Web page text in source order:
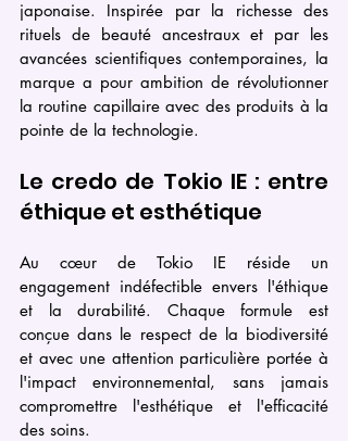
japonaise. Inspirée par la richesse des
rituels de beauté ancestraux et par les
avancées scientifiques contemporaines, la
marque a pour ambition de révolutionner
la routine capillaire avec des produits à la
pointe de la technologie.
Le credo de Tokio IE : entre
éthique et esthétique
Au cœur de Tokio IE réside un
engagement indéfectible envers l'éthique
et la durabilité. Chaque formule est
conçue dans le respect de la biodiversité
et avec une attention particulière portée à
l'impact environnemental, sans jamais
compromettre l'esthétique et l'efficacité
des soins.